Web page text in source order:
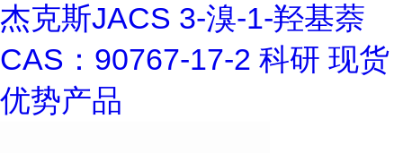
杰克斯JACS 3-溴-1-羟基萘
CAS：90767-17-2 科研 现货
优势产品